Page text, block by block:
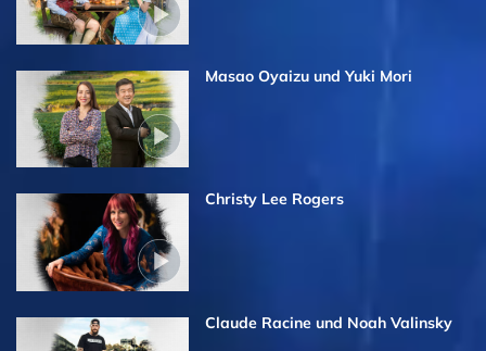
Masao Oyaizu und Yuki Mori
Christy Lee Rogers
Claude Racine und Noah Valinsky